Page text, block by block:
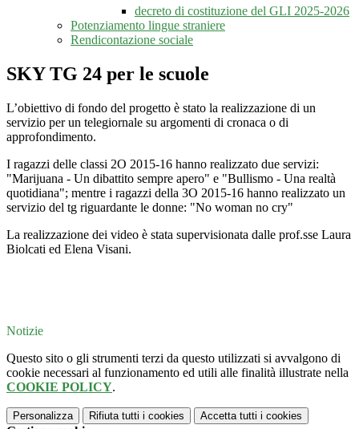
decreto di costituzione del GLI 2025-2026
Potenziamento lingue straniere
Rendicontazione sociale
SKY TG 24 per le scuole
L’obiettivo di fondo del progetto è stato la realizzazione di un
servizio per un telegiornale su argomenti di cronaca o di
approfondimento.
I ragazzi delle classi 2O 2015-16 hanno realizzato due servizi:
"Marijuana - Un dibattito sempre apero" e "Bullismo - Una realtà
quotidiana"; mentre i ragazzi della 3O 2015-16 hanno realizzato un
servizio del tg riguardante le donne: "No woman no cry"
La realizzazione dei video è stata supervisionata dalle prof.sse Laura
Biolcati ed Elena Visani.
Notizie
Questo sito o gli strumenti terzi da questo utilizzati si avvalgono di
cookie necessari al funzionamento ed utili alle finalità illustrate nella
COOKIE POLICY.
Personalizza Rifiuta tutti i cookies Accetta tutti i cookies